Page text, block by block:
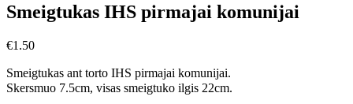
Smeigtukas IHS pirmajai komunijai
€1.50
Smeigtukas ant torto IHS pirmajai komunijai.
Skersmuo 7.5cm, visas smeigtuko ilgis 22cm.